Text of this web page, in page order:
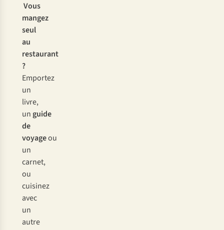
Vous
mangez
seul
au
restaurant
?
Emportez
un
livre,
un guide
de
voyageou
un
carnet,
ou
cuisinez
avec
un
autre